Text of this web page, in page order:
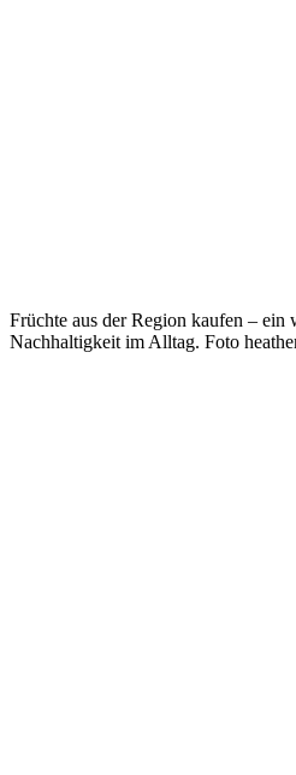
Früchte aus der Region kaufen –
Nachhaltigkeit im Alltag. Foto